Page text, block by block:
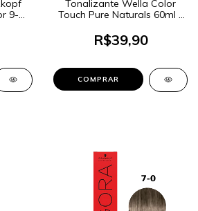
9-7
Tonalizante Wella Color
Touch Pure Naturals 60ml -
R$39,90